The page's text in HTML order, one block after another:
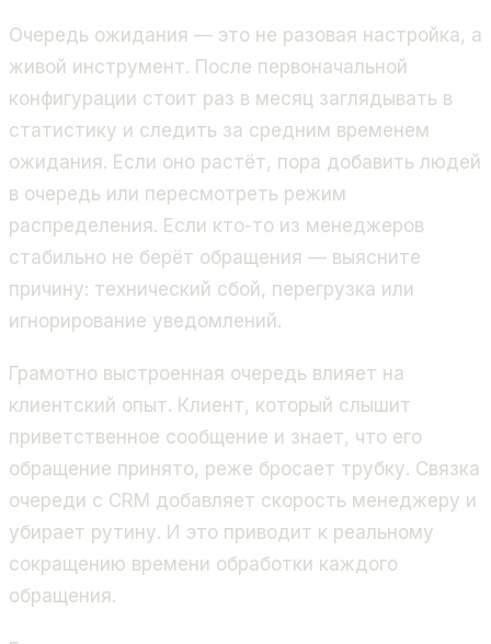
Очередь ожидания — это не разовая настройка, а
живой инструмент. После первоначальной
конфигурации стоит раз в месяц заглядывать в
статистику и следить за средним временем
ожидания. Если оно растёт, пора добавить людей
в очередь или пересмотреть режим
распределения. Если кто-то из менеджеров
стабильно не берёт обращения — выясните
причину: технический сбой, перегрузка или
игнорирование уведомлений.
Грамотно выстроенная очередь влияет на
клиентский опыт. Клиент, который слышит
приветственное сообщение и знает, что его
обращение принято, реже бросает трубку. Связка
очереди с CRM добавляет скорость менеджеру и
убирает рутину. И это приводит к реальному
сокращению времени обработки каждого
обращения.